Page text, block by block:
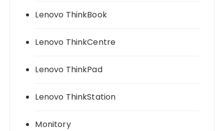
Lenovo ThinkBook
Lenovo ThinkCentre
Lenovo ThinkPad
Lenovo ThinkStation
Monitory